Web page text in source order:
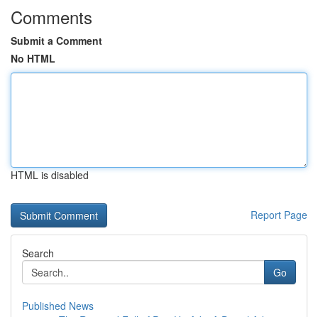
Comments
Submit a Comment
No HTML
HTML is disabled
Report Page
Search
Go
Published News